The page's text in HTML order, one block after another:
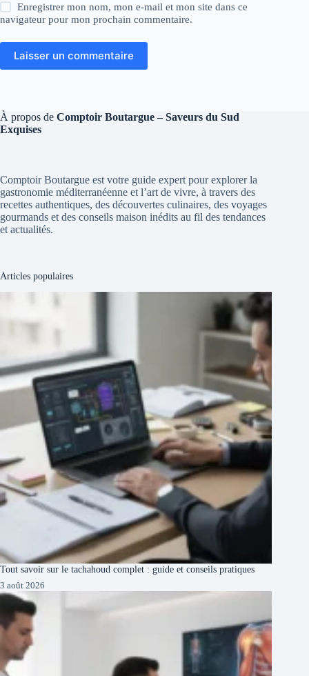
Enregistrer mon nom, mon e-mail et mon site dans ce
navigateur pour mon prochain commentaire.
Laisser un commentaire
À propos de Comptoir Boutargue – Saveurs du Sud
Exquises
Comptoir Boutargue est votre guide expert pour explorer la
gastronomie méditerranéenne et l’art de vivre, à travers des
recettes authentiques, des découvertes culinaires, des voyages
gourmands et des conseils maison inédits au fil des tendances
et actualités.
Articles populaires
Tout savoir sur le tachahoud complet : guide et conseils pratiques
3 août 2026